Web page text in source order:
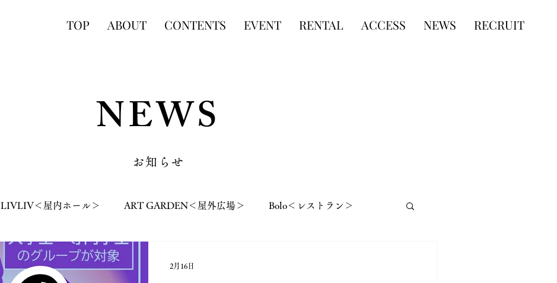
TOP ABOUT CONTENTS EVENT RENTAL ACCESS NEWS RECRUIT
NEWS
お知らせ
LIVLIV＜屋内ホール＞ ART GARDEN＜屋外広場＞ Bolo＜レストラン＞
&CHILL＜カフェ＞
2月16日